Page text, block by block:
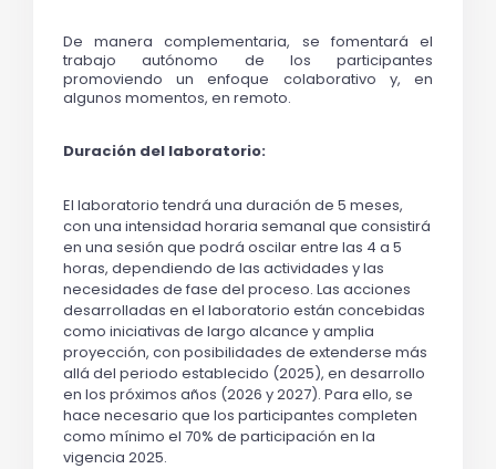
De manera complementaria, se fomentará el
trabajo autónomo de los participantes
promoviendo un enfoque colaborativo y, en
algunos momentos, en remoto.
Duración del laboratorio:
El laboratorio tendrá una duración de 5 meses,
con una intensidad horaria semanal que consistirá
en una sesión que podrá oscilar entre las 4 a 5
horas, dependiendo de las actividades y las
necesidades de fase del proceso. Las acciones
desarrolladas en el laboratorio están concebidas
como iniciativas de largo alcance y amplia
proyección, con posibilidades de extenderse más
allá del periodo establecido (2025), en desarrollo
en los próximos años (2026 y 2027). Para ello, se
hace necesario que los participantes completen
como mínimo el 70% de participación en la
vigencia 2025.